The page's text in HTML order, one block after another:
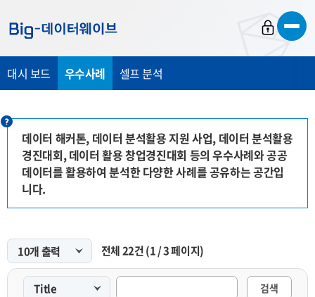
가
가
가
대시 보드 우수사례 셀프 분석
데이터 해커톤, 데이터 분석활용 지원 사업, 데이터 분석활용
경진대회, 데이터 활용 창업경진대회 등의 우수사례와 공공
데이터를 활용하여 분석한 다양한 사례를 공유하는 공간입
니다.
전체22건(1/3페이지)
검색